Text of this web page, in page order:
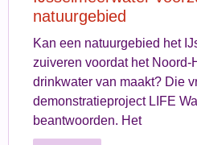
natuurgebied
Kan een natuurgebied het
zuiveren voordat het
drinkwater van maakt? Die
demonstratieproject LIFE
beantwoorden. Het